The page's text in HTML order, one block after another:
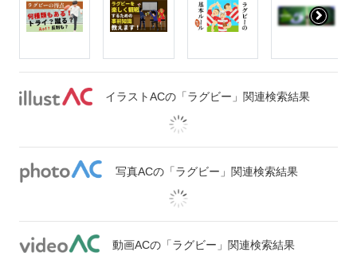
イラストACの「ラグビー」関連検索結果
写真ACの「ラグビー」関連検索結果
動画ACの「ラグビー」関連検索結果